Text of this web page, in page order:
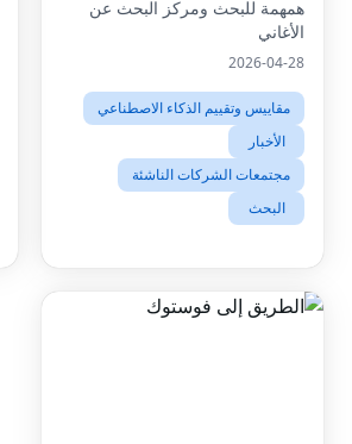
همهمة للبحث ومركز البحث عن
الأغاني
2026-04-28
مقاييس وتقييم الذكاء الاصطناعي
الأخبار
مجتمعات الشركات الناشئة
البحث